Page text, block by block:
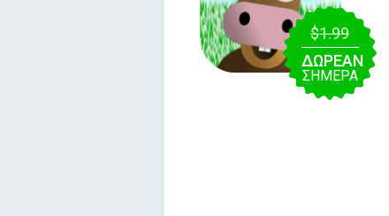
$1.99
ΔΩΡΕΑΝ
ΣΉΜΕΡΑ